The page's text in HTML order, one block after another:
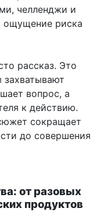
челленджи и
ощущение риска
рассказ. Это
захватывают
вопрос, а
к действию.
сокращает
до совершения
от разовых
продуктов